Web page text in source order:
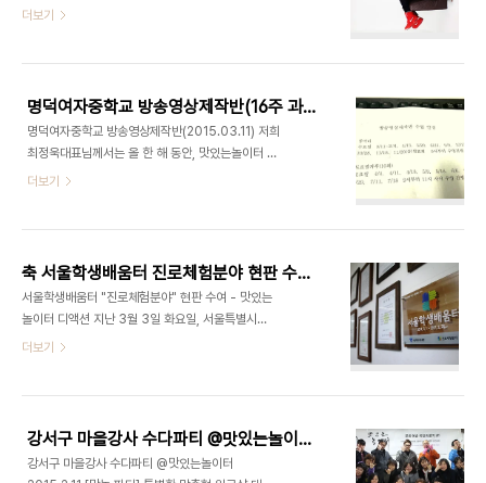
화예술복합라운지, 맛있는놀이터(디액션) 사진/영상
더보기
명덕여자중학교 방송영상제작반(16주 과정) - 오리엔테이션(2015.03.11)
명덕여자중학교 방송영상제작반(2015.03.11) 저희
최정욱대표님께서는 올 한 해 동안, 맛있는놀이터 근
처에 위치한 명덕여자중학교 방송영상제작반 수업을
호했습니다.(^^) 명덕여자중학교 방송영상제작반 수
업일정 입니다. 실습실 안에는 최정욱 대표님의 강의
를 듣고자 특별히 선발된 1,2,3학년 21명의 학생들
이 골고루 앉아 있었습니다. 동아리 학생들이 본인들
이 제작한 영상을 즐겁게 보고있습니다. 디액션스쿨
ceo@deliciousaction.com
더보기
축 서울학생배움터 진로체험분야 현판 수여 - 맛있는놀이터
서울학생배움터 "진로체험분야" 현판 수여 - 맛있는
놀이터 디액션 지난 3월 3일 화요일, 서울특별시교
육청에서는 서울학생들에게 다양하고 유익한 직업
조성하기 위해 교육기부에 참가한 저희 디액션에게
감사의 마음을 전했습니다. 맛있는놀이터는 문화예
술복합라운지로 문화와 예술이 공존하는 곳이며, 스
더보기
강서구 마을강사 수다파티 @맛있는놀이터 2015.2.11
강서구 마을강사 수다파티 @맛있는놀이터